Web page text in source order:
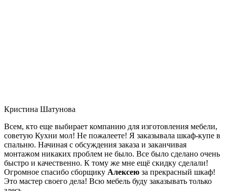
Кристина Шатунова
Всем, кто еще выбирает компанию для изготовления мебели,
советую Кухни мол! Не пожалеете! Я заказывала шкаф-купе в
спальню. Начиная с обсуждения заказа и заканчивая
монтажом никаких проблем не было. Все было сделано очень
быстро и качественно. К тому же мне ещё скидку сделали!
Огромное спасибо сборщику Алексею за прекрасный шкаф!
Это мастер своего дела! Всю мебель буду заказывать только